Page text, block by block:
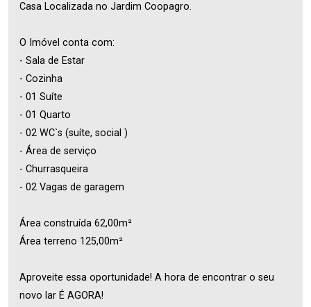
Casa Localizada no Jardim Coopagro.
O Imóvel conta com:
- Sala de Estar
- Cozinha
- 01 Suíte
- 01 Quarto
- 02 WC`s (suíte, social )
- Área de serviço
- Churrasqueira
- 02 Vagas de garagem
Área construída 62,00m²
Área terreno 125,00m²
Aproveite essa oportunidade! A hora de encontrar o seu
novo lar É AGORA!